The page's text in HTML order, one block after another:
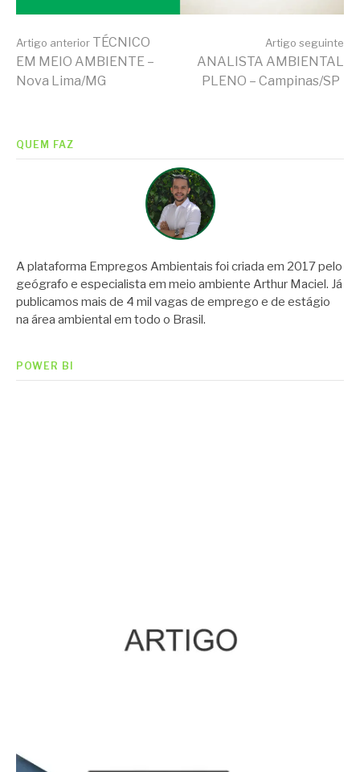
Continue
Artigo anterior TÉCNICO
EM MEIO AMBIENTE –
Nova Lima/MG
Artigo seguinte
ANALISTA AMBIENTAL
PLENO – Campinas/SP
QUEM FAZ
A plataforma Empregos Ambientais foi criada em 2017 pelo
geógrafo e especialista em meio ambiente Arthur Maciel. Já
publicamos mais de 4 mil vagas de emprego e de estágio
na área ambiental em todo o Brasil.
POWER BI